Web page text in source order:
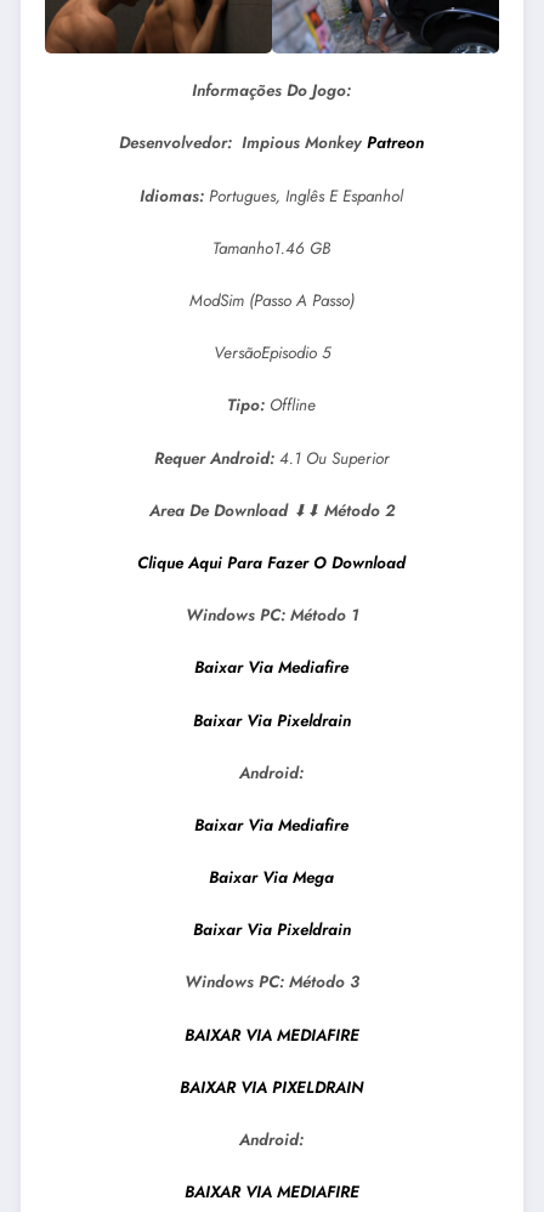
Informações Do Jogo:
Desenvolvedor: Impious Monkey Patreon
Idiomas: Portugues, Inglês E Espanhol
Tamanho1.46 GB
ModSim (Passo A Passo)
VersãoEpisodio 5
Tipo: Offline
Requer Android:4.1 Ou Superior
Area De Download⬇⬇ Método 2
Clique Aqui Para Fazer O Download
Windows PC: Método 1
Baixar Via Mediafire
Baixar Via Pixeldrain
Android:
Baixar Via Mediafire
Baixar Via Mega
Baixar Via Pixeldrain
Windows PC: Método 3
BAIXAR VIA MEDIAFIRE
BAIXAR VIA PIXELDRAIN
Android:
BAIXAR VIA MEDIAFIRE